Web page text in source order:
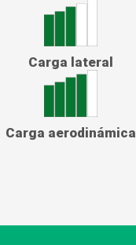
Carga lateral
Carga aerodinámica